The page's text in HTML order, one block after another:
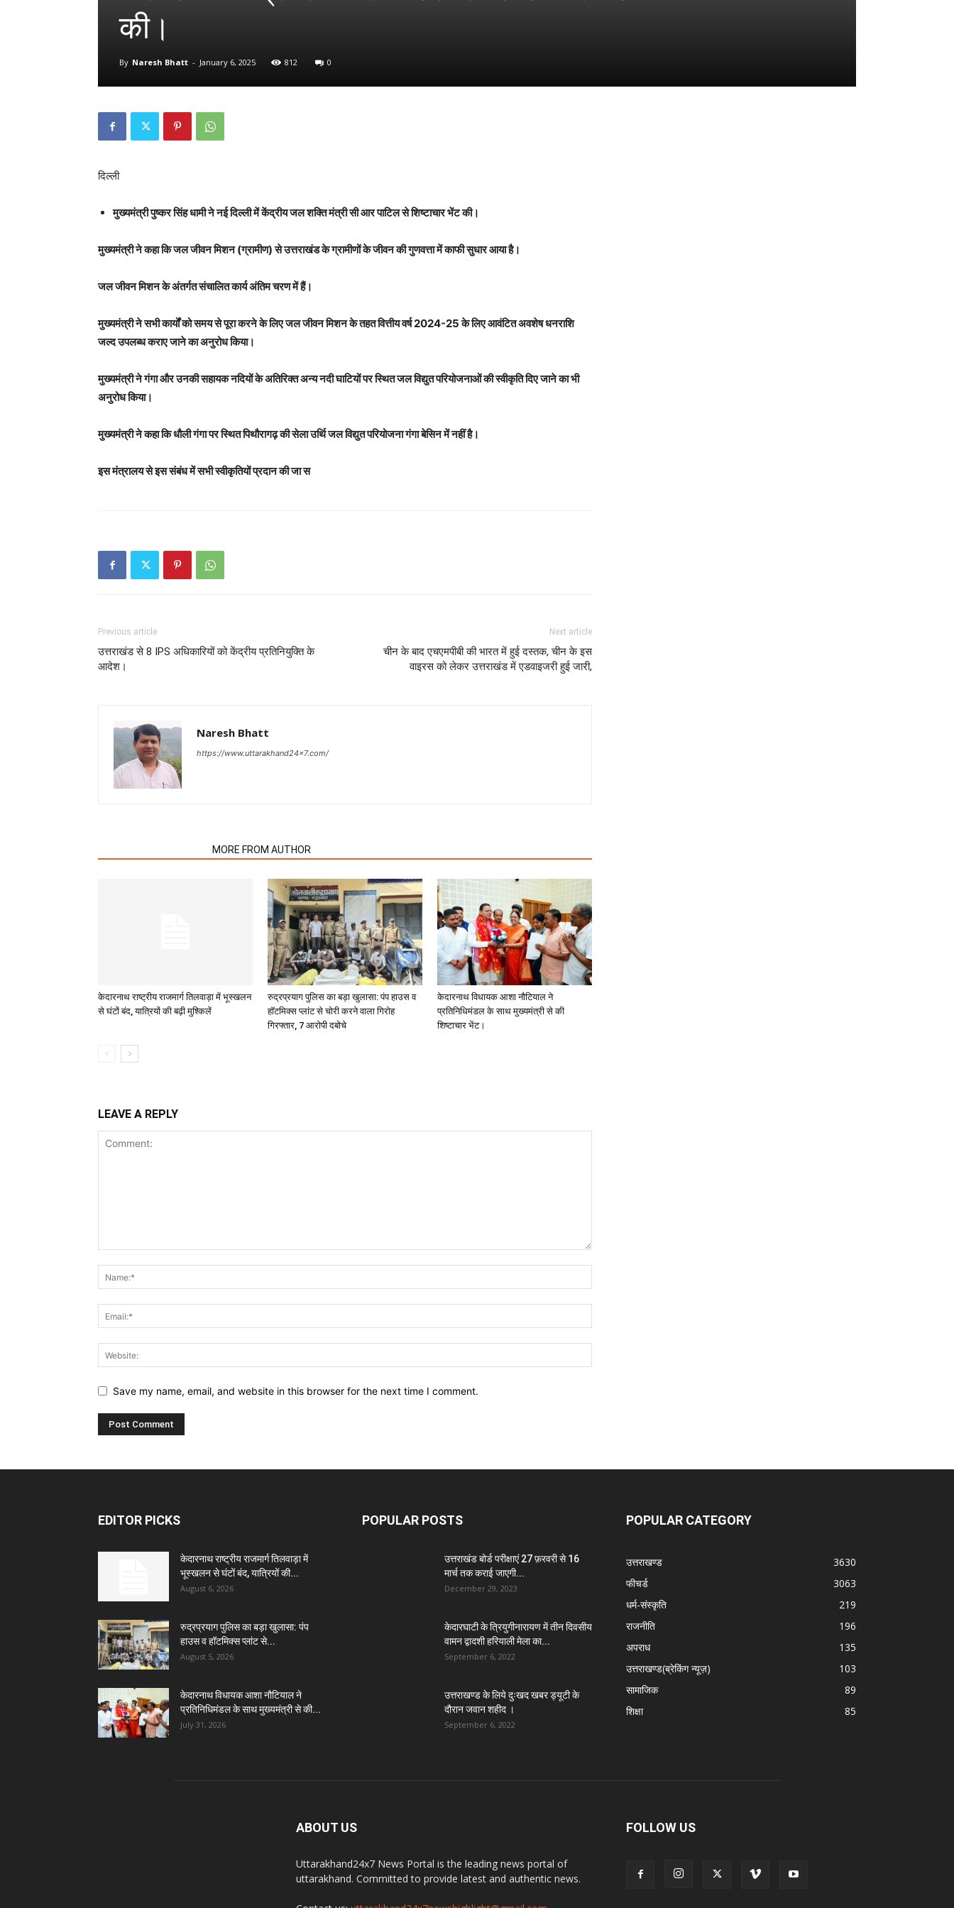
की।
By Naresh Bhatt - January 6, 2025 812 0
दिल्ली
मुख्यमंत्री पुष्कर सिंह धामी ने नई दिल्ली में केंद्रीय जल शक्ति मंत्री सी आर पाटिल से शिष्टाचार भेंट की।
मुख्यमंत्री ने कहा कि जल जीवन मिशन (ग्रामीण) से उत्तराखंड के ग्रामीणों के जीवन की गुणवत्ता में काफी सुधार आया है।
जल जीवन मिशन के अंतर्गत संचालित कार्य अंतिम चरण में हैं।
मुख्यमंत्री ने सभी कार्यों को समय से पूरा करने के लिए जल जीवन मिशन के तहत वित्तीय वर्ष 2024-25 के लिए आवंटित अवशेष धनराशि
जल्द उपलब्ध कराए जाने का अनुरोध किया।
मुख्यमंत्री ने गंगा और उनकी सहायक नदियों के अतिरिक्त अन्य नदी घाटियों पर स्थित जल विद्युत परियोजनाओं की स्वीकृति दिए जाने का भी
अनुरोध किया।
मुख्यमंत्री ने कहा कि धौली गंगा पर स्थित पिथौरागढ़ की सेला उर्थि जल विद्युत परियोजना गंगा बेसिन में नहीं है।
इस मंत्रालय से इस संबंध में सभी स्वीकृतियों प्रदान की जा स
Previous article
उत्तराखंड से 8 IPS अधिकारियों को केंद्रीय प्रतिनियुक्ति के
आदेश।
Next article
चीन के बाद एचएमपीबी की भारत में हुई दस्तक, चीन के इस
वाइरस को लेकर उत्तराखंड में एडवाइजरी हुई जारी,
Naresh Bhatt
https://www.uttarakhand24x7.com/
MORE FROM AUTHOR
केदारनाथ राष्ट्रीय राजमार्ग तिलवाड़ा में भूस्खलन
से घंटों बंद, यात्रियों की बढ़ी मुश्किलें
रुद्रप्रयाग पुलिस का बड़ा खुलासा: पंप हाउस व
हॉटमिक्स प्लांट से चोरी करने वाला गिरोह
गिरफ्तार, 7 आरोपी दबोचे
केदारनाथ विधायक आशा नौटियाल ने
प्रतिनिधिमंडल के साथ मुख्यमंत्री से की
शिष्टाचार भेंट।
LEAVE A REPLY
Save my name, email, and website in this browser for the next time I comment.
EDITOR PICKS
केदारनाथ राष्ट्रीय राजमार्ग तिलवाड़ा में
भूस्खलन से घंटों बंद, यात्रियों की...
August 6, 2026
रुद्रप्रयाग पुलिस का बड़ा खुलासा: पंप
हाउस व हॉटमिक्स प्लांट से...
August 5, 2026
केदारनाथ विधायक आशा नौटियाल ने
प्रतिनिधिमंडल के साथ मुख्यमंत्री से की...
July 31, 2026
POPULAR POSTS
उत्तराखंड बोर्ड परीक्षाएं 27 फ़रवरी से 16
मार्च तक कराई जाएगी...
December 29, 2023
केदारघाटी के त्रियुगीनारायण में तीन दिवसीय
वामन द्वादशी हरियाली मेला का...
September 6, 2022
उत्तराखण्ड के लिये दुःखद खबर ड्यूटी के
दौरान जवान शहीद ।
September 6, 2022
POPULAR CATEGORY
उत्तराखण्ड
3630
फीचर्ड
3063
धर्म-संस्कृति
219
राजनीति
196
अपराध
135
उत्तराखण्ड(ब्रेकिंग न्यूज़)
103
सामाजिक
89
शिक्षा
85
ABOUT US
Uttarakhand24x7 News Portal is the leading news portal of
uttarakhand. Committed to provide latest and authentic news.
FOLLOW US